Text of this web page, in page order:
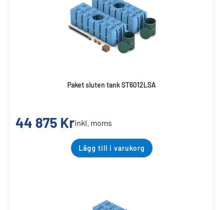
Paket sluten tank ST6012LSA
44 875 Krinkl. moms
Lägg till i varukorg